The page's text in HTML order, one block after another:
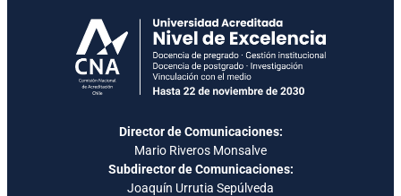
Director de Comunicaciones:
Mario Riveros Monsalve
Subdirector de Comunicaciones:
Joaquín Urrutia Sepúlveda